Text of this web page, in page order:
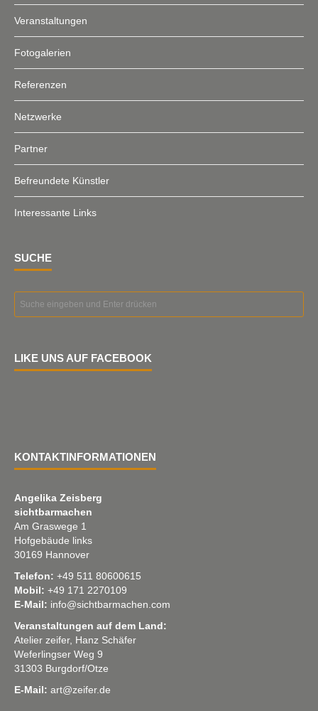
Veranstaltungen
Fotogalerien
Referenzen
Netzwerke
Partner
Befreundete Künstler
Interessante Links
SUCHE
LIKE UNS AUF FACEBOOK
KONTAKTINFORMATIONEN
Angelika Zeisberg
sichtbarmachen
Am Graswege 1
Hofgebäude links
30169 Hannover
Telefon: +49 511 80600615
Mobil: +49 171 2270109
E-Mail: info@sichtbarmachen.com
Veranstaltungen auf dem Land:
Atelier zeifer, Hanz Schäfer
Weferlingser Weg 9
31303 Burgdorf/Otze
E-Mail: art@zeifer.de